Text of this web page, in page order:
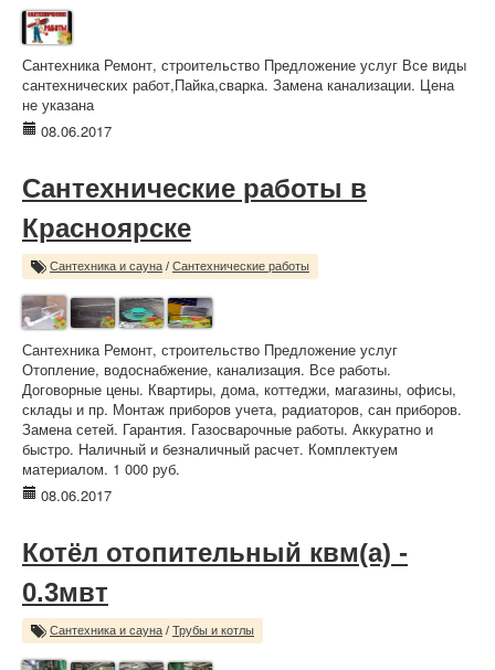
Сантехника Ремонт, строительство Предложение услуг Все виды
сантехнических работ,Пайка,сварка. Замена канализации. Цена
не указана
08.06.2017
Сантехнические работы в
Красноярске
Сантехника и сауна / Сантехнические работы
Сантехника Ремонт, строительство Предложение услуг
Отопление, водоснабжение, канализация. Все работы.
Договорные цены. Квартиры, дома, коттеджи, магазины, офисы,
склады и пр. Монтаж приборов учета, радиаторов, сан приборов.
Замена сетей. Гарантия. Газосварочные работы. Аккуратно и
быстро. Наличный и безналичный расчет. Комплектуем
материалом. 1 000 руб.
08.06.2017
Котёл отопительный квм(а) -
0.3мвт
Сантехника и сауна / Трубы и котлы